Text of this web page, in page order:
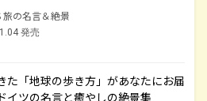
旅の名言＆絶景
発売
た「地球の歩き方」があなたにお届
イツの名言と癒やしの絶景集